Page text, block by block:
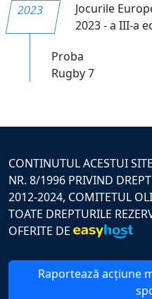
2023
Jocurile
2023 - a III-a
Proba
Rugby 7
CONTINUTUL ACESTUI
NR. 8/1996 PRIVIND
2012-2024, COMITETUL
TOATE DREPTURILE
OFERITE DE
Raportează acțiune